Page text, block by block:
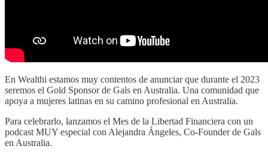
En Wealthi estamos muy contentos de anunciar que durante el 2023
seremos el Gold Sponsor de Gals en Australia. Una comunidad que
apoya a mujeres latinas en su camino profesional en Australia.
Para celebrarlo, lanzamos el Mes de la Libertad Financiera con un
podcast MUY especial con Alejandra Ángeles, Co-Founder de Gals
en Australia.